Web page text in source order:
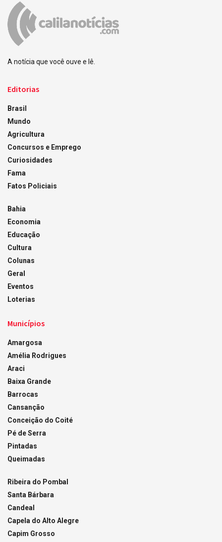
A notícia que você ouve e lê.
Editorias
Brasil
Mundo
Agricultura
Concursos e Emprego
Curiosidades
Fama
Fatos Policiais
Bahia
Economia
Educação
Cultura
Colunas
Geral
Eventos
Loterias
Municípios
Amargosa
Amélia Rodrigues
Araci
Baixa Grande
Barrocas
Cansanção
Conceição do Coité
Pé de Serra
Pintadas
Queimadas
Ribeira do Pombal
Santa Bárbara
Candeal
Capela do Alto Alegre
Capim Grosso